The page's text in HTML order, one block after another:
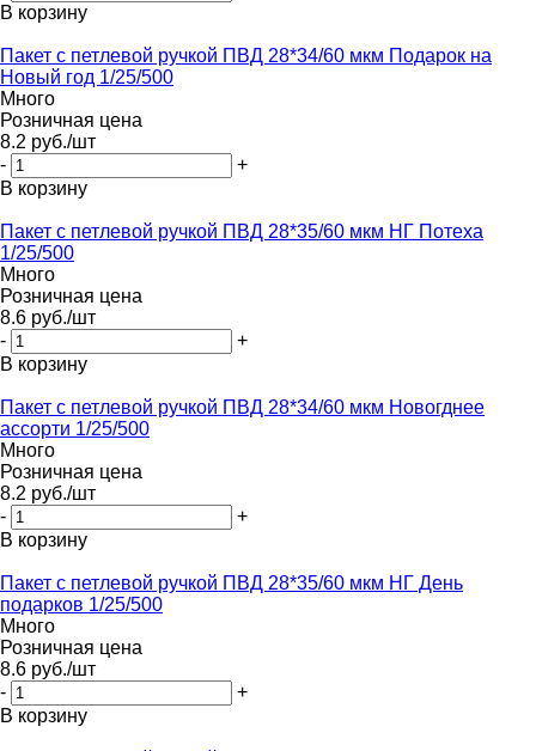
В корзину
Пакет с петлевой ручкой ПВД 28*34/60 мкм Подарок на
Новый год 1/25/500
Много
Розничная цена
8.2 руб./шт
-
+
В корзину
Пакет с петлевой ручкой ПВД 28*35/60 мкм НГ Потеха
1/25/500
Много
Розничная цена
8.6 руб./шт
-
+
В корзину
Пакет с петлевой ручкой ПВД 28*34/60 мкм Новогднее
ассорти 1/25/500
Много
Розничная цена
8.2 руб./шт
-
+
В корзину
Пакет с петлевой ручкой ПВД 28*35/60 мкм НГ День
подарков 1/25/500
Много
Розничная цена
8.6 руб./шт
-
+
В корзину